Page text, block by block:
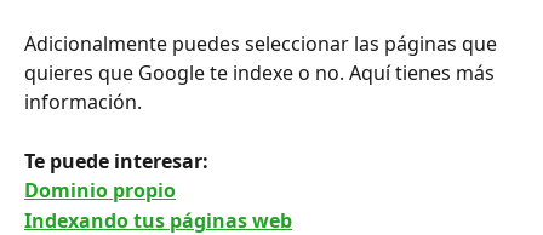
Adicionalmente puedes seleccionar las páginas que
quieres que Google te indexe o no. Aquí tienes más
información.
Te puede interesar:
Dominio propio
Indexando tus páginas web